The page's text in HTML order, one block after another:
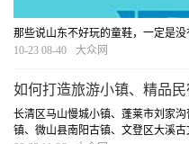
那些说山东不好玩的童鞋，一定是
10-23 08-40
大众网
如何打造旅游小镇、精品民
长清区马山慢城小镇、蓬莱市刘家
镇、微山县南阳古镇、文登区大溪